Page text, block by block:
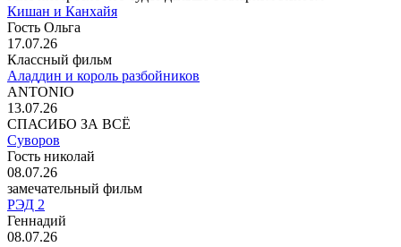
Кишан и Канхайя
Гость Ольга
17.07.26
Классный фильм
Аладдин и король разбойников
ANTONIO
13.07.26
СПАСИБО ЗА ВСЁ
Суворов
Гость николай
08.07.26
замечательный фильм
РЭД 2
Геннадий
08.07.26